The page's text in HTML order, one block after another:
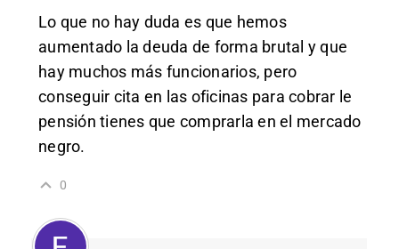
Lo que no hay duda es que hemos
aumentado la deuda de forma brutal y que
hay muchos más funcionarios, pero
conseguir cita en las oficinas para cobrar le
pensión tienes que comprarla en el mercado
negro.
0